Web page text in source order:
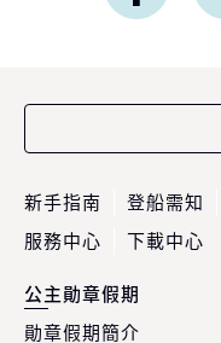
新手指南 登船需知
服務中心
下載中心
公主勛章假期
勛章假期簡介